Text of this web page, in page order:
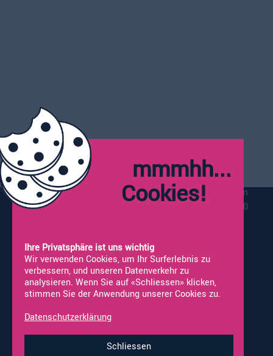
Dienstag - Freitag:
09:00 - 12:00
13:30 - 18:00
Vor Feiertagen schliessen wir bereits um
17:00
Vermietung
Neufahrzeuge
Occasionen
Impressum & Datenschutz
mmmhh...
Cookies!
Ihre Privatsphäre ist uns wichtig
Wir verwenden Cookies, um Ihr Surferlebnis zu
verbessern, und unseren Datenverkehr zu
analysieren. Wenn Sie auf «Schliessen» klicken,
stimmen Sie der Anwendung unserer Cookies zu.
Datenschutzerklärung
Schliessen